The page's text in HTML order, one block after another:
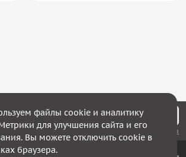
свяжемся!
соглашаюсь сполитикой конфиденциальности
файлы cookie и аналитику
для улучшения сайта и его
Вы можете отключить cookie в
браузера.